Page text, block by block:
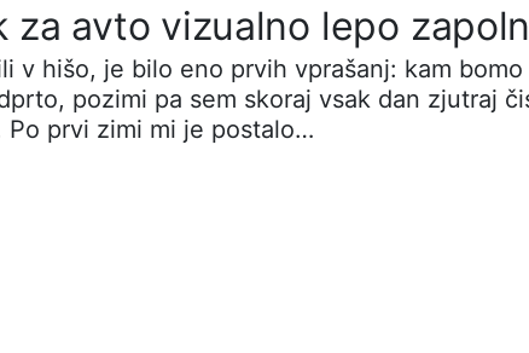
za avto vizualno lepo
v hišo, je bilo eno prvih vprašanj: kam
pozimi pa sem skoraj vsak dan zjutraj
Po prvi zimi mi je postalo…